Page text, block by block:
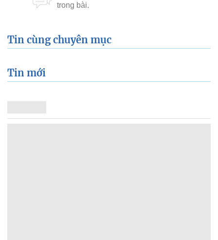
Tin cùng chuyên mục
Tin mới